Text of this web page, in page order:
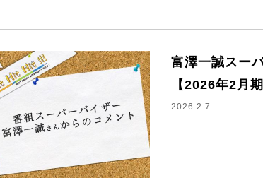
富澤一誠スー
【2026年2月期
2026.2.7